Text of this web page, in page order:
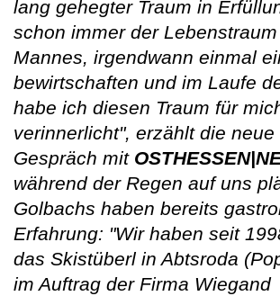
lang gehegter Traum in
schon immer der
Mannes, irgendwann einmal
bewirtschaften und im Laufe
habe ich diesen Traum für
verinnerlicht", erzählt die
Gespräch mit
während der Regen auf uns
Golbachs haben bereits
Erfahrung: "Wir haben seit
das Skistüberl in Abtsroda
im Auftrag der Firma Wiegand